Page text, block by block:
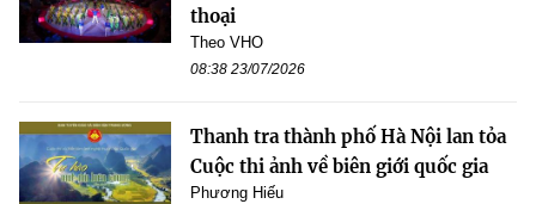
thoại
Theo VHO
08:38 23/07/2026
Thanh tra thành phố Hà Nội lan tỏa
Cuộc thi ảnh về biên giới quốc gia
Phương Hiếu